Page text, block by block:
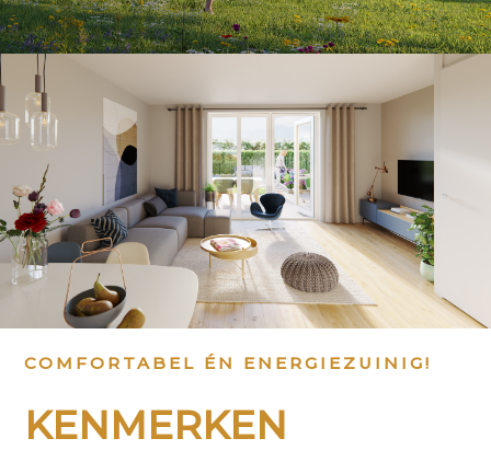
COMFORTABEL ÉN ENERGIEZUINIG!
KENMERKEN